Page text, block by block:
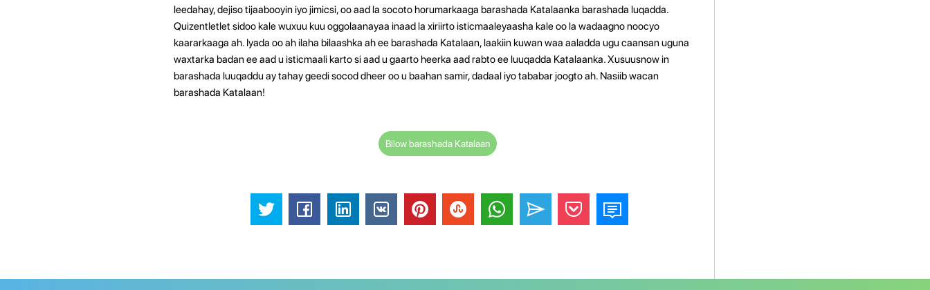
leedahay, dejiso tijaabooyin iyo jimicsi, oo aad la socoto horumarkaaga barashada Katalaanka barashada luqadda.
Quizentletlet sidoo kale wuxuu kuu oggolaanayaa inaad la xiriirto isticmaaleyaasha kale oo la wadaagno noocyo
kaararkaaga ah. Iyada oo ah ilaha bilaashka ah ee barashada Katalaan, laakiin kuwan waa aaladda ugu caansan uguna
waxtarka badan ee aad u isticmaali karto si aad u gaarto heerka aad rabto ee luuqadda Katalaanka. Xusuusnow in
barashada luuqaddu ay tahay geedi socod dheer oo u baahan samir, dadaal iyo tababar joogto ah. Nasiib wacan
barashada Katalaan!
Bilow barashada Katalaan